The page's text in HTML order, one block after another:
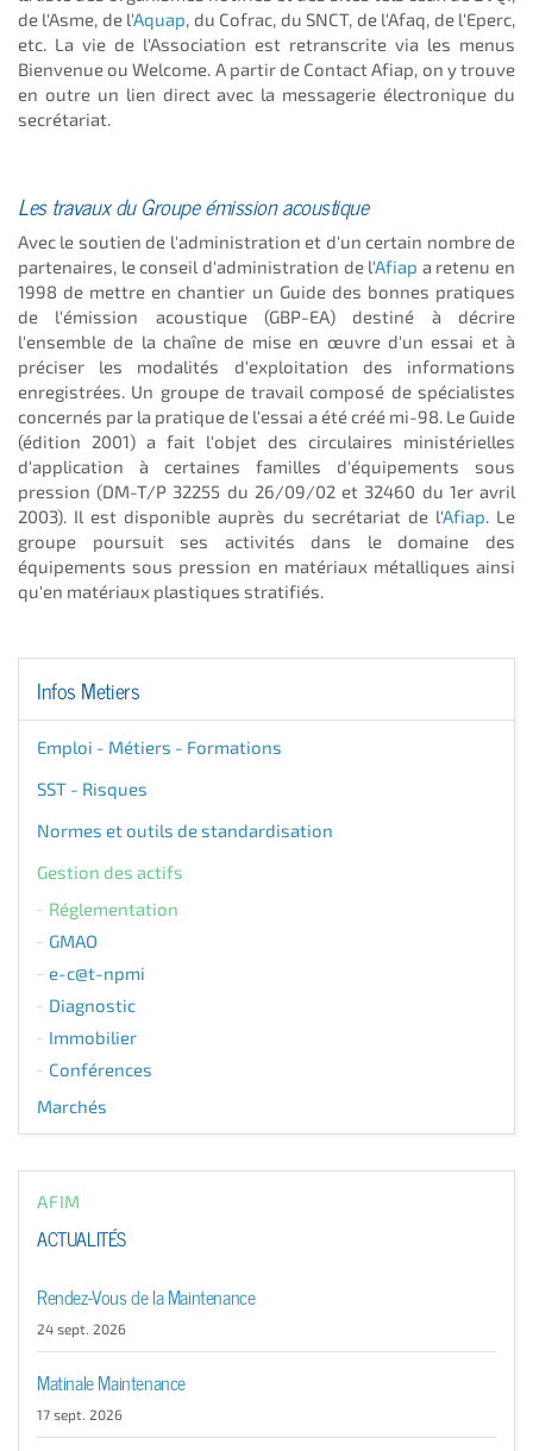
de l'Asme, de l'Aquap, du Cofrac, du SNCT, de l'Afaq, de l'Eperc,
etc. La vie de l'Association est retranscrite via les menus
Bienvenue ou Welcome. A partir de Contact Afiap, on y trouve
en outre un lien direct avec la messagerie électronique du
secrétariat.
Les travaux du Groupe émission acoustique
Avec le soutien de l'administration et d'un certain nombre de
partenaires, le conseil d'administration de l'Afiap a retenu en
1998 de mettre en chantier un Guide des bonnes pratiques
de l'émission acoustique (GBP-EA) destiné à décrire
l'ensemble de la chaîne de mise en œuvre d'un essai et à
préciser les modalités d'exploitation des informations
enregistrées. Un groupe de travail composé de spécialistes
concernés par la pratique de l'essai a été créé mi-98. Le Guide
(édition 2001) a fait l'objet des circulaires ministérielles
d'application à certaines familles d'équipements sous
pression (DM-T/P 32255 du 26/09/02 et 32460 du 1er avril
2003). Il est disponible auprès du secrétariat de l'Afiap. Le
groupe poursuit ses activités dans le domaine des
équipements sous pression en matériaux métalliques ainsi
qu'en matériaux plastiques stratifiés.
Infos Metiers
Emploi - Métiers - Formations
SST - Risques
Normes et outils de standardisation
Gestion des actifs
Réglementation
GMAO
e-c@t-npmi
Diagnostic
Immobilier
Conférences
Marchés
AFIM
ACTUALITÉS
Rendez-Vous de la Maintenance
24 sept. 2026
Matinale Maintenance
17 sept. 2026